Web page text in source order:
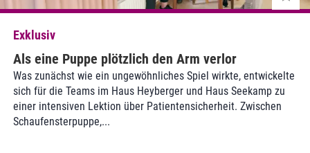
Exklusiv
Als eine Puppe plötzlich den Arm verlor
Was zunächst wie ein ungewöhnliches Spiel wirkte, entwickelte
sich für die Teams im Haus Heyberger und Haus Seekamp zu
einer intensiven Lektion über Patientensicherheit. Zwischen
Schaufensterpuppe,...